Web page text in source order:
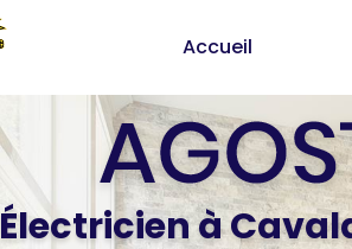
Accueil
Électricienà